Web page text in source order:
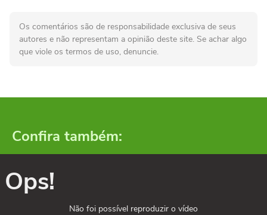
Os comentários são de responsabilidade exclusiva de seus
autores e não representam a opinião deste site. Se achar algo
que viole os termos de uso, denuncie.
Confira também:
Ops!
Não foi possível reproduzir o vídeo